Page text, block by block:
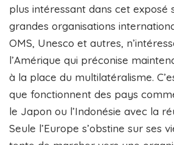
plus intéressant dans cet exposé
grandes organisations
OMS, Unesco et autres,
l’Amérique qui préconise
à la place du multilatéralisme.
que fonctionnent des pays
le Japon ou l’Indonésie avec la
Seule l’Europe s’obstine sur ses